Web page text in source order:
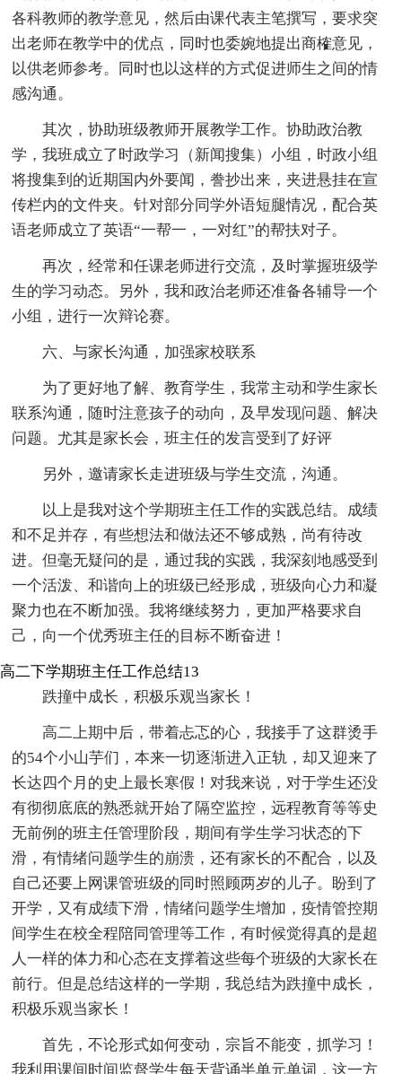
各科教师的教学意见，然后由课代表主笔撰写，要求突
出老师在教学中的优点，同时也委婉地提出商榷意见，
以供老师参考。同时也以这样的方式促进师生之间的情
感沟通。
其次，协助班级教师开展教学工作。协助政治教
学，我班成立了时政学习（新闻搜集）小组，时政小组
将搜集到的近期国内外要闻，誊抄出来，夹进悬挂在宣
传栏内的文件夹。针对部分同学外语短腿情况，配合英
语老师成立了英语“一帮一，一对红”的帮扶对子。
再次，经常和任课老师进行交流，及时掌握班级学
生的学习动态。另外，我和政治老师还准备各辅导一个
小组，进行一次辩论赛。
六、与家长沟通，加强家校联系
为了更好地了解、教育学生，我常主动和学生家长
联系沟通，随时注意孩子的动向，及早发现问题、解决
问题。尤其是家长会，班主任的发言受到了好评
另外，邀请家长走进班级与学生交流，沟通。
以上是我对这个学期班主任工作的实践总结。成绩
和不足并存，有些想法和做法还不够成熟，尚有待改
进。但毫无疑问的是，通过我的实践，我深刻地感受到
一个活泼、和谐向上的班级已经形成，班级向心力和凝
聚力也在不断加强。我将继续努力，更加严格要求自
己，向一个优秀班主任的目标不断奋进！
高二下学期班主任工作总结13
跌撞中成长，积极乐观当家长！
高二上期中后，带着忐忑的心，我接手了这群烫手
的54个小山芋们，本来一切逐渐进入正轨，却又迎来了
长达四个月的史上最长寒假！对我来说，对于学生还没
有彻彻底底的熟悉就开始了隔空监控，远程教育等等史
无前例的班主任管理阶段，期间有学生学习状态的下
滑，有情绪问题学生的崩溃，还有家长的不配合，以及
自己还要上网课管班级的同时照顾两岁的儿子。盼到了
开学，又有成绩下滑，情绪问题学生增加，疫情管控期
间学生在校全程陪同管理等工作，有时候觉得真的是超
人一样的体力和心态在支撑着这些每个班级的大家长在
前行。但是总结这样的一学期，我总结为跌撞中成长，
积极乐观当家长！
首先，不论形式如何变动，宗旨不能变，抓学习！
我利用课间时间监督学生每天背诵半单元单词，这一方